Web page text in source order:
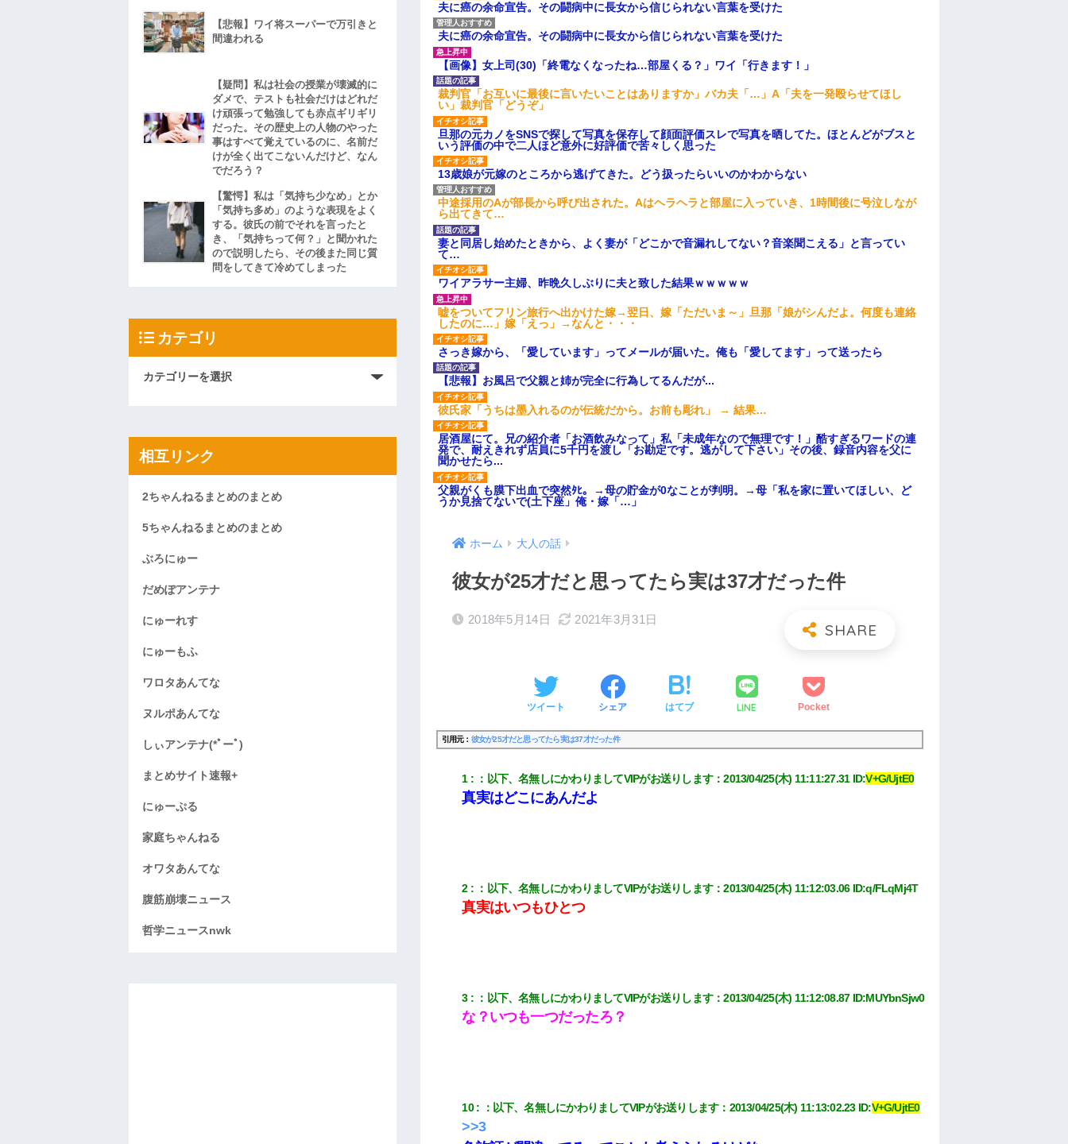
夫に癌の余命宣告。その闘病中に長女から信じられない言葉を受けた
夫に癌の余命宣告。その闘病中に長女から信じられない言葉を受けた
【画像】女上司(30)「終電なくなったね…部屋くる？」ワイ「行きます！」
裁判官「お互いに最後に言いたいことはありますか」バカ夫「…」A「夫を一発殴らせてほし
い」裁判官「どうぞ」
旦那の元カノをSNSで探して写真を保存して顔面評価スレで写真を晒してた。ほとんどがブスと
いう評価の中で二人ほど意外に好評価で苦々しく思った
13歳娘が元嫁のところから逃げてきた。どう扱ったらいいのかわからない
中途採用のAが部長から呼び出された。Aはヘラヘラと部屋に入っていき、1時間後に号泣しなが
ら出てきて…
妻と同居し始めたときから、よく妻が「どこかで音漏れしてない？音楽聞こえる」と言ってい
て…
ワイアラサー主婦、昨晩久しぶりに夫と致した結果ｗｗｗｗｗ
嘘をついてフリン旅行へ出かけた嫁→翌日、嫁「ただいま～」旦那「娘がシんだよ。何度も連絡
したのに…」嫁「えっ」→なんと・・・
さっき嫁から、「愛しています」ってメールが届いた。俺も「愛してます」って送ったら
【悲報】お風呂で父親と姉が完全に行為してるんだが...
彼氏家「うちは墨入れるのが伝統だから。お前も彫れ」 → 結果…
居酒屋にて。兄の紹介者「お酒飲みなって」私「未成年なので無理です！」酷すぎるワードの連
発で、耐えきれず店員に5千円を渡し「お勘定です。逃がして下さい」その後、録音内容を父に
聞かせたら...
父親がくも膜下出血で突然ﾀﾋ。→母の貯金が0なことが判明。→母「私を家に置いてほしい、ど
うか見捨てないで(土下座」俺・嫁「…」
ホーム 大人の話
彼女が25才だと思ってたら実は37才だった件
2018年5月14日 2021年3月31日
ツイート シェア はてブ LINE Pocket
引用元： 彼女が25才だと思ってたら実は37才だった件
1 ： 以下、名無しにかわりましてVIPがお送りします：2013/04/25(木) 11:11:27.31 ID:V+G/UjtE0
真実はどこにあんだよ
2 ： 以下、名無しにかわりましてVIPがお送りします：2013/04/25(木) 11:12:03.06 ID:q/FLqMj4T
真実はいつもひとつ
3 ： 以下、名無しにかわりましてVIPがお送りします：2013/04/25(木) 11:12:08.87 ID:MUYbnSjw0
な？いつも一つだったろ？
10 ： 以下、名無しにかわりましてVIPがお送りします： 2013/04/25(木) 11:13:02.23 ID:V+G/UjtE0
>>3
【悲報】ワイ将スーパーで万引きと
間違われる
【疑問】私は社会の授業が壊滅的に
ダメで、テストも社会だけはどれだ
け頑張って勉強しても赤点ギリギリ
だった。その歴史上の人物のやった
事はすべて覚えているのに、名前だ
けが全く出てこないんだけど、なん
でだろう？
【驚愕】私は「気持ち少なめ」とか
「気持ち多め」のような表現をよく
する。彼氏の前でそれを言ったと
き、「気持ちって何？」と聞かれた
ので説明したら、その後また同じ質
問をしてきて冷めてしまった
カテゴリ
相互リンク
2ちゃんねるまとめのまとめ
5ちゃんねるまとめのまとめ
ぶろにゅー
だめぽアンテナ
にゅーれす
にゅーもふ
ワロタあんてな
ヌルポあんてな
しぃアンテナ(*ﾟーﾟ)
まとめサイト速報+
にゅーぷる
家庭ちゃんねる
オワタあんてな
腹筋崩壊ニュース
哲学ニュースnwk